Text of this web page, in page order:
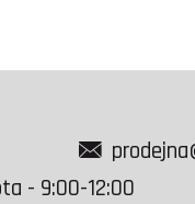
- 9:00-12:00